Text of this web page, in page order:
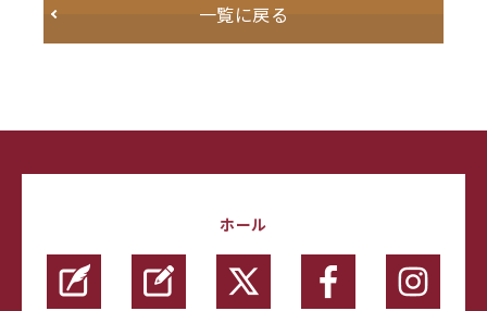
一覧に戻る
ホール